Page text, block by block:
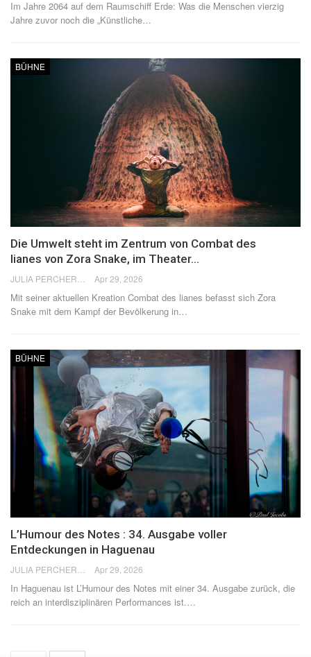
Im Jahre 2064 auf dem Raumschiff Erde: Was die Menschen vierzig
Jahre zuvor noch die „Künstliche…
BÜHNE
Die Umwelt steht im Zentrum von Combat des
lianes von Zora Snake, im Theater…
Apr 29, 2026
Mit seiner aktuellen Kreation Combat des lianes befasst sich Zora
Snake mit dem Kampf der Bevölkerung in…
BÜHNE
L’Humour des Notes : 34. Ausgabe voller
Entdeckungen in Haguenau
Apr 29, 2026
In Haguenau ist L’Humour des Notes mit einer 34. Ausgabe zurück, die
reich an interdisziplinären Performances ist.…